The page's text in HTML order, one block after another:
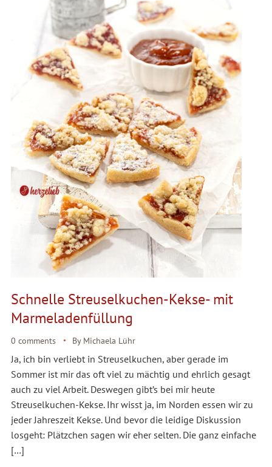
Schnelle Streuselkuchen-Kekse- mit
Marmeladenfüllung
0 comments By Michaela Lühr
Ja, ich bin verliebt in Streuselkuchen, aber gerade im
Sommer ist mir das oft viel zu mächtig und ehrlich gesagt
auch zu viel Arbeit. Deswegen gibt’s bei mir heute
Streuselkuchen-Kekse. Ihr wisst ja, im Norden essen wir zu
jeder Jahreszeit Kekse. Und bevor die leidige Diskussion
losgeht: Plätzchen sagen wir eher selten. Die ganz einfache
[…]